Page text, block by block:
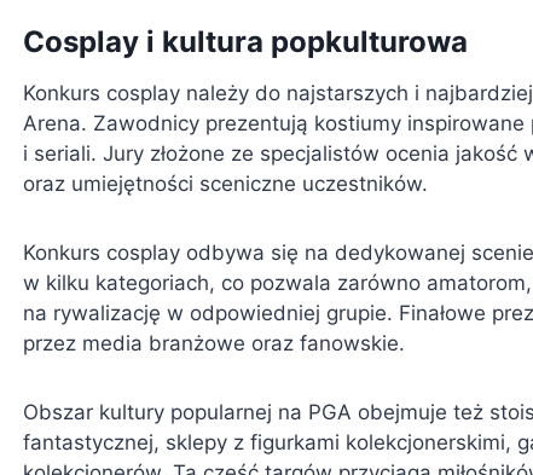
Cosplay i kultura popkulturowa
Konkurs cosplay należy do najstarszych i
Arena. Zawodnicy prezentują kostiumy
i seriali. Jury złożone ze specjalistów ocenia
oraz umiejętności sceniczne uczestników.
Konkurs cosplay odbywa się na dedykowanej
w kilku kategoriach, co pozwala zarówno
na rywalizację w odpowiedniej grupie. Finałowe
przez media branżowe oraz fanowskie.
Obszar kultury popularnej na PGA obejmuje też
fantastycznej, sklepy z figurkami kolekcjonerskimi,